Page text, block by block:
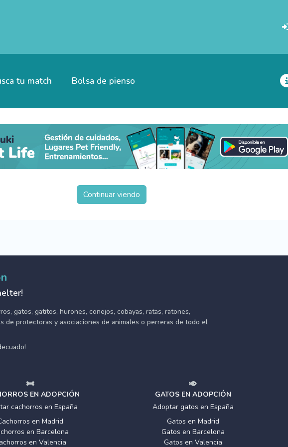
tu match Bolsa de pienso
Continuar viendo
gatos, gatitos, hurones, conejos, cobayas, ratas, ratones,
de protectoras y asociaciones de animales o perreras de todo el
EN ADOPCIÓN
cachorros en España
en Madrid
en Barcelona
en Valencia
GATOS EN ADOPCIÓN
Adoptar gatos en España
Gatos en Madrid
Gatos en Barcelona
Gatos en Valencia